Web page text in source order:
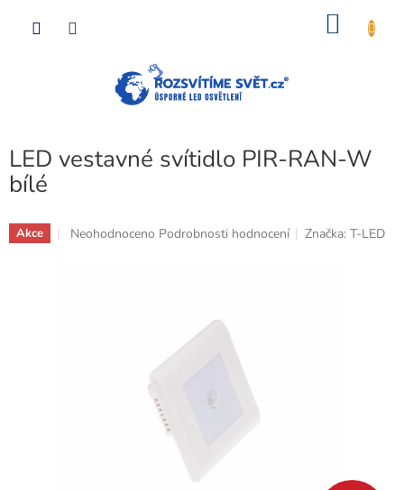
LED vestavné svítidlo PIR-RAN-W
bílé
Akce
Průměrné
Neohodnoceno Podrobnosti hodnocení Značka:T-LED